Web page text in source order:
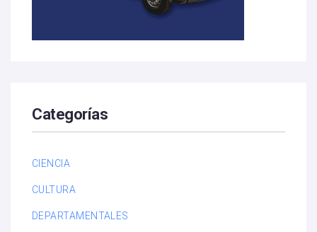
Categorías
CIENCIA
CULTURA
DEPARTAMENTALES